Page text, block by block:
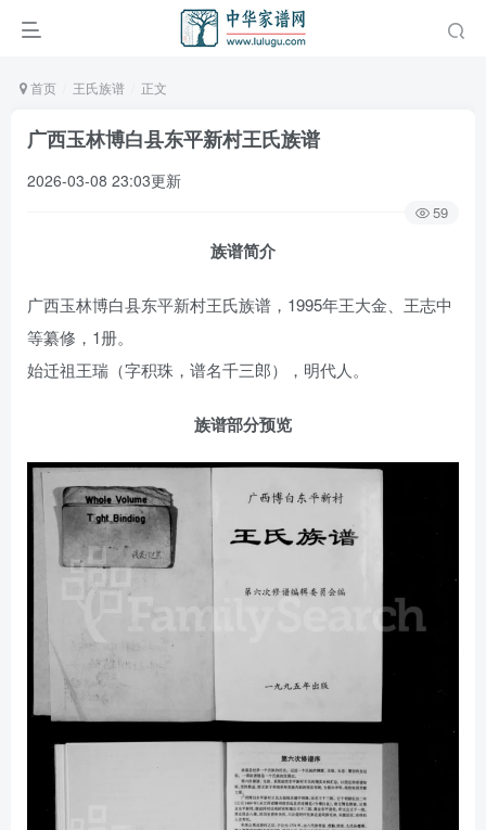
首页 王氏族谱 正文
广西玉林博白县东平新村王氏族谱
2026-03-08 23:03更新
59
族谱简介
广西玉林博白县东平新村王氏族谱，1995年王大金、王志中
等纂修，1册。
始迁祖王瑞（字积珠，谱名千三郎），明代人。
族谱部分预览